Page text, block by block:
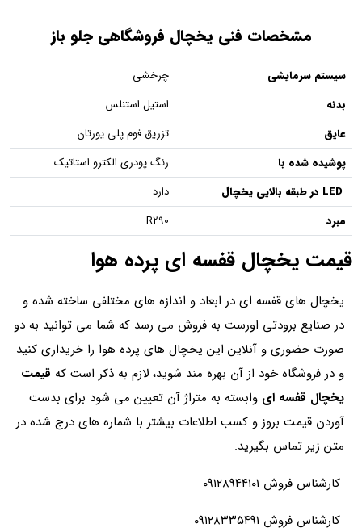
مشخصات فنی یخچال فروشگاهی جلو باز
سیستم سرمایشی
چرخشی
بدنه
استیل استنلس
عایق
تزریق فوم پلی یورتان
پوشیده شده با
رنگ پودری الکترو استاتیک
دارد
مبرد
R290
قیمت یخچال قفسه ای پرده هوا
یخچال های قفسه ای در ابعاد و اندازه های مختلفی ساخته شده و
در صنایع برودتی اورست به فروش می رسد که شما می توانید به دو
صورت حضوری و آنلاین این یخچال های پرده هوا را خریداری کنید
و در فروشگاه خود از آن بهره مند شوید، لازم به ذکر است که قیمت
یخچال قفسه ای وابسته به متراژ آن تعیین می شود برای بدست
آوردن قیمت بروز و کسب اطلاعات بیشتر با شماره های درج شده در
متن زیر تماس بگیرید.
کارشناس فروش ۰۹۱۲۸۹۴۴۱۰۱
کارشناس فروش ۰۹۱۲۸۳۳۵۴۹۱